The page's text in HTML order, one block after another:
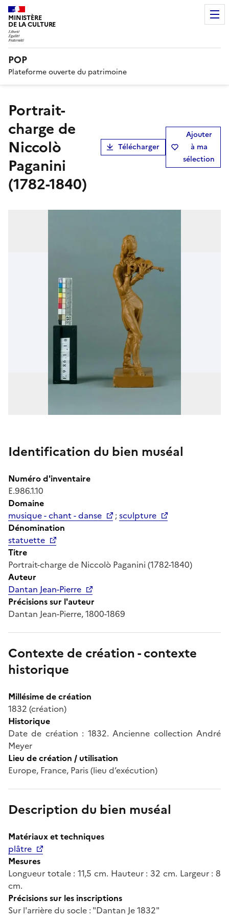
MINISTÈRE
DE LA CULTURE
POP
Plateforme ouverte du patrimoine
Portrait-
charge de
Niccolò
Paganini
(1782-1840)
Télécharger
Ajouter
à ma
sélection
Identification du bien muséal
Numéro d'inventaire
E.986.1.10
Domaine
musique - chant - danse
;sculpture
Dénomination
statuette
Titre
Portrait-charge de Niccolò Paganini (1782-1840)
Auteur
Dantan Jean-Pierre
Précisions sur l'auteur
Dantan Jean-Pierre, 1800-1869
Contexte de création - contexte
historique
Millésime de création
1832 (création)
Historique
Date de création : 1832. Ancienne collection André
Meyer
Lieu de création / utilisation
Europe, France, Paris (lieu d’exécution)
Description du bien muséal
Matériaux et techniques
plâtre
Mesures
Longueur totale : 11,5 cm. Hauteur : 32 cm. Largeur : 8
cm.
Précisions sur les inscriptions
Sur l'arrière du socle : "Dantan Je 1832"